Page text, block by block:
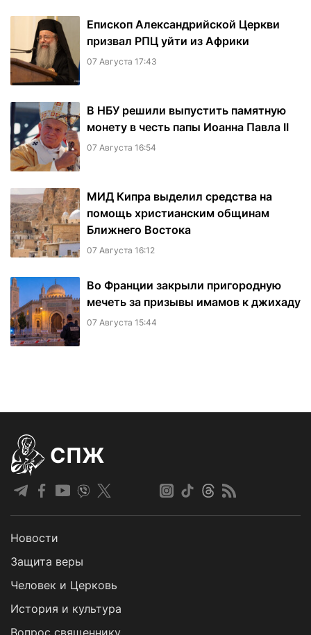
Епископ Александрийской Церкви
призвал РПЦ уйти из Африки
07 Августа 17:43
В НБУ решили выпустить памятную
монету в честь папы Иоанна Павла II
07 Августа 16:54
МИД Кипра выделил средства на
помощь христианским общинам
Ближнего Востока
07 Августа 16:12
Во Франции закрыли пригородную
мечеть за призывы имамов к джихаду
07 Августа 15:44
СПЖ
Новости
Защита веры
Человек и Церковь
История и культура